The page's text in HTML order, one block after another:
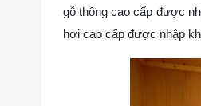
gỗ thông cao cấp được
hơi cao cấp được nhập